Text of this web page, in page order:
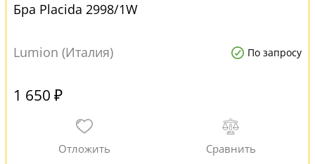
Бра Placida 2998/1W
Lumion (Италия) По запросу
1 650 ₽